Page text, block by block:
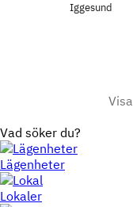
Iggesund
Vad söker du?
Lägenheter
Lokaler